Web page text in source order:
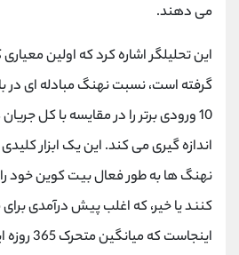
می دهند.
این تحلیلگر اشاره کرد که اولین
گرفته است، نسبت نهنگ مبادله ای
10 ورودی برتر را در مقایسه با کل
اندازه گیری می کند. این یک ابزار کلیدی
نهنگ ها به طور فعال بیت کوین خود
کنند یا خیر، که اغلب پیش درآمدی
اینجاست